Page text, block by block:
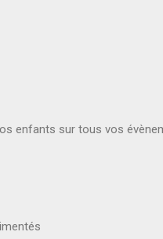
enfants sur tous vos